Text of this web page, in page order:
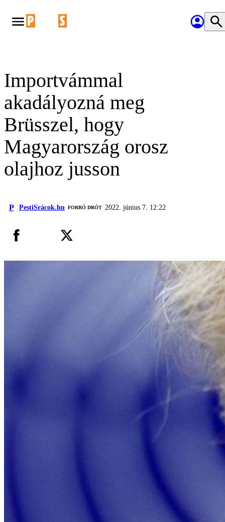
Importvámmal
akadályozná meg
Brüsszel, hogy
Magyarország orosz
olajhoz jusson
P PestiSrácok.hu FORRÓ DRÓT 2022. június 7. 12:22